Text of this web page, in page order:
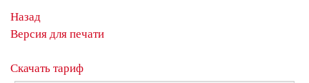
Назад
Версия для печати
Скачать тариф